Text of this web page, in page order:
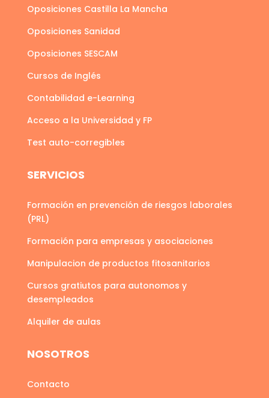
Oposiciones Castilla La Mancha
Oposiciones Sanidad
Oposiciones SESCAM
Cursos de Inglés
Contabilidad e-Learning
Acceso a la Universidad y FP
Test auto-corregibles
SERVICIOS
Formación en prevención de riesgos laborales
(PRL)
Formación para empresas y asociaciones
Manipulacion de productos fitosanitarios
Cursos gratiutos para autonomos y
desempleados
Alquiler de aulas
NOSOTROS
Contacto